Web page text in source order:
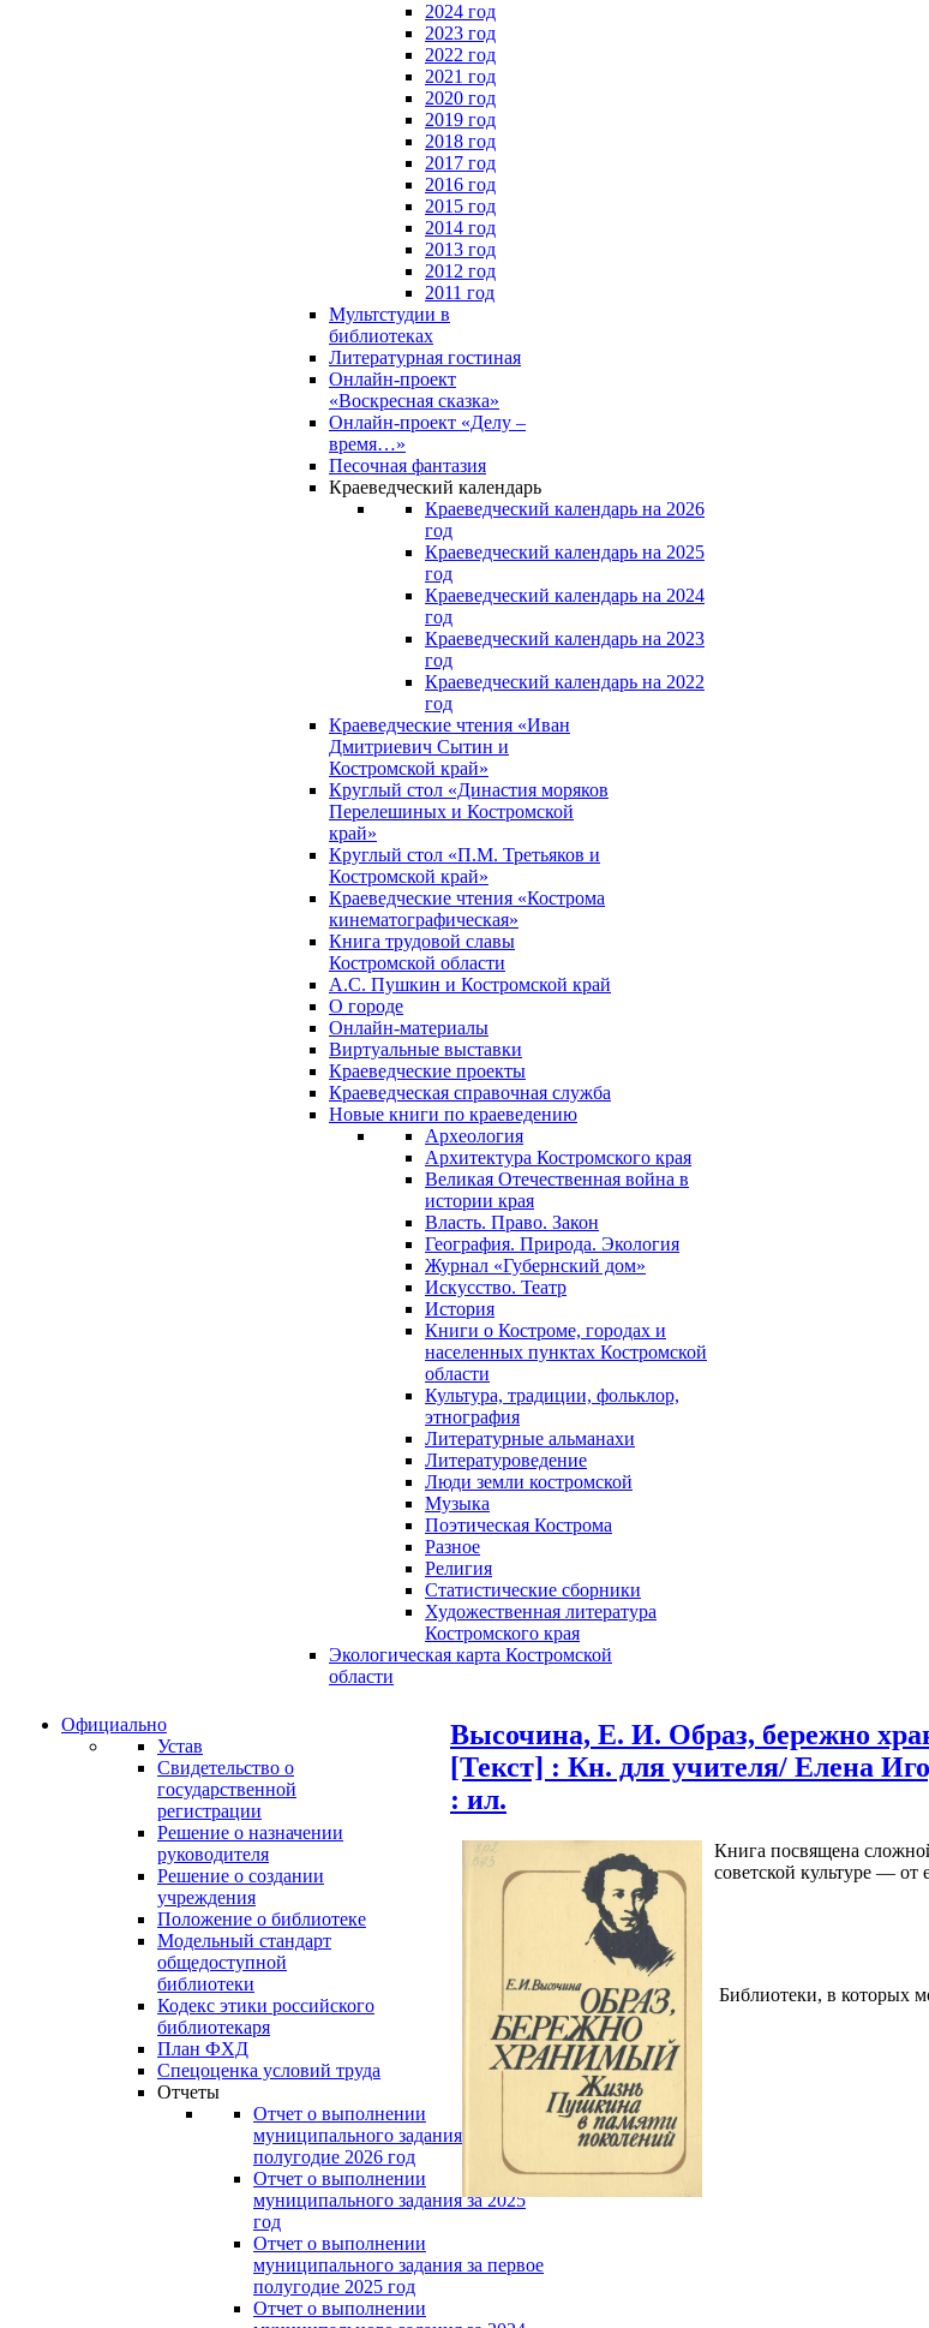
2024 год
2023 год
2022 год
2021 год
2020 год
2019 год
2018 год
2017 год
2016 год
2015 год
2014 год
2013 год
2012 год
2011 год
Мультстудии в
библиотеках
Литературная гостиная
Онлайн-проект
«Воскресная сказка»
Онлайн-проект «Делу –
время…»
Песочная фантазия
Краеведческий календарь
Краеведческий календарь на 2026
год
Краеведческий календарь на 2025
год
Краеведческий календарь на 2024
год
Краеведческий календарь на 2023
год
Краеведческий календарь на 2022
год
Краеведческие чтения «Иван
Дмитриевич Сытин и
Костромской край»
Круглый стол «Династия моряков
Перелешиных и Костромской
край»
Круглый стол «П.М. Третьяков и
Костромской край»
Краеведческие чтения «Кострома
кинематографическая»
Книга трудовой славы
Костромской области
А.С. Пушкин и Костромской край
О городе
Онлайн-материалы
Виртуальные выставки
Краеведческие проекты
Краеведческая справочная служба
Новые книги по краеведению
Археология
Архитектура Костромского края
Великая Отечественная война в
истории края
Власть. Право. Закон
География. Природа. Экология
Журнал «Губернский дом»
Искусство. Театр
История
Книги о Костроме, городах и
населенных пунктах Костромской
области
Культура, традиции, фольклор,
этнография
Литературные альманахи
Литературоведение
Люди земли костромской
Музыка
Поэтическая Кострома
Разное
Религия
Статистические сборники
Художественная литература
Костромского края
Экологическая карта Костромской
области
Официально
Устав
Свидетельство о
государственной
регистрации
Решение о назначении
руководителя
Решение о создании
учреждения
Положение о библиотеке
Модельный стандарт
общедоступной
библиотеки
Кодекс этики российского
библиотекаря
План ФХД
Спецоценка условий труда
Отчеты
Отчет о выполнении
муниципального задания за первое
полугодие 2026 год
Отчет о выполнении
муниципального задания за 2025
год
Отчет о выполнении
муниципального задания за первое
полугодие 2025 год
Отчет о выполнении
Высочина, Е. И. Образ, бережно
[Текст] : Кн. для учителя/ Елена
: ил.
Книга посвящена
советской культуре —
Библиотеки, в которых